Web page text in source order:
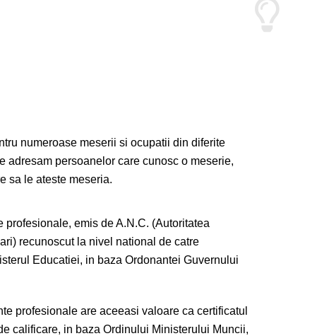
numeroase meserii si ocupatii din diferite
adresam persoanelor care cunosc o meserie,
sa le ateste meseria.
profesionale, emis de A.N.C. (Autoritatea
recunoscut la nivel national de catre
Educatiei, in baza Ordonantei Guvernului
profesionale are aceeasi valoare ca certificatul
calificare, in baza Ordinului Ministerului Muncii,